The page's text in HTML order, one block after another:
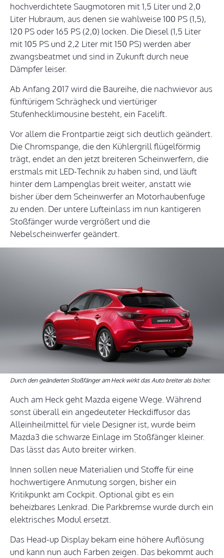
hochverdichtete Saugmotoren mit 1,5 Liter und 2,0
Liter Hubraum, aus denen sie wahlweise 100 PS (1,5),
120 PS oder 165 PS (2,0) locken. Die Diesel (1,5 Liter
mit 105 PS und 2,2 Liter mit 150 PS) werden aber
zwangsbeatmet und sind in Zukunft durch neue
Dämpfer leiser.
Ab Anfang 2017 wird die Baureihe, die nachwievor aus
fünftürigem Schrägheck und viertüriger
Stufenhecklimousine besteht, ein Facelift.
Vor allem die Frontpartie zeigt sich deutlich geändert.
Die Chromspange, die den Kühlergrill flügelförmig
trägt, endet an den jetzt breiteren Scheinwerfern, die
erstmals mit LED-Technik zu haben sind, und läuft
hinter dem Lampenglas breit weiter, anstatt wie
bisher über dem Scheinwerfer an Motorhaubenfuge
zu enden. Der untere Lufteinlass im nun kantigeren
Stoßfänger wurde vergrößert und die
Nebelscheinwerfer geändert.
Durch den geänderten Stoßfänger am Heck wirkt das Auto breiter als bisher.
Auch am Heck geht Mazda eigene Wege. Während
sonst überall ein angedeuteter Heckdiffusor das
Alleinheilmittel für viele Designer ist, wurde beim
Mazda3 die schwarze Einlage im Stoßfänger kleiner.
Das lässt das Auto breiter wirken.
Innen sollen neue Materialien und Stoffe für eine
hochwertigere Anmutung sorgen, bisher ein
Kritikpunkt am Cockpit. Optional gibt es ein
beheizbares Lenkrad. Die Parkbremse wurde durch ein
elektrisches Modul ersetzt.
Das Head-up Display bekam eine höhere Auflösung
und kann nun auch Farben zeigen. Das bekommt auch